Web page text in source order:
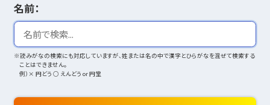
名前：
※読みがなの検索にも対応していますが、姓または名の中で漢字とひらがなを混ぜて検索する
ことはできません。
例）× 円どう ○ えんどう or 円堂